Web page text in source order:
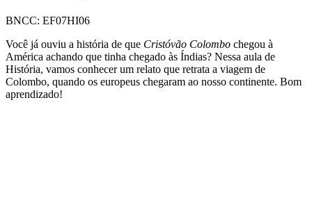
BNCC: EF07HI06
Você já ouviu a história de que Cristóvão Colombo chegou à
América achando que tinha chegado às Índias? Nessa aula de
História, vamos conhecer um relato que retrata a viagem de
Colombo, quando os europeus chegaram ao nosso continente. Bom
aprendizado!